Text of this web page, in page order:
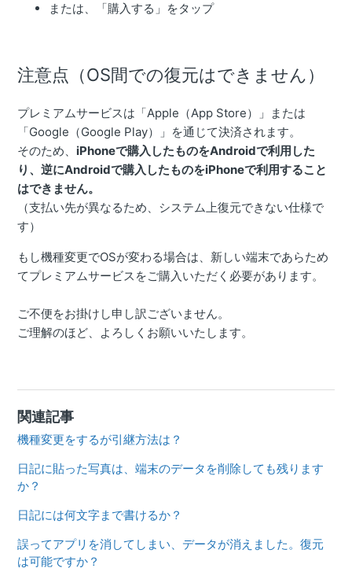
または、「購入する」をタップ
注意点（OS間での復元はできません）
プレミアムサービスは「Apple（App Store）」または
「Google（Google Play）」を通じて決済されます。
そのため、 iPhoneで購入したものをAndroidで利用した
り、逆にAndroidで購入したものをiPhoneで利用すること
はできません。
（支払い先が異なるため、システム上復元できない仕様で
す）
もし機種変更でOSが変わる場合は、新しい端末であらため
てプレミアムサービスをご購入いただく必要があります。
ご不便をお掛けし申し訳ございません。
ご理解のほど、よろしくお願いいたします。
関連記事
機種変更をするが引継方法は？
日記に貼った写真は、端末のデータを削除しても残ります
か？
日記には何文字まで書けるか？
誤ってアプリを消してしまい、データが消えました。復元
は可能ですか？